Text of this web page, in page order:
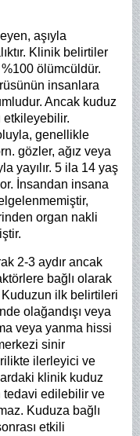
aşıyla
Klinik belirtiler
%100 ölümcüldür.
insanlara
Ancak kuduz
etkileyebilir.
genellikle
gözler, ağız veya
yayılır. 5 ila 14 yaş
İnsandan insana
organ nakli
2-3 aydır ancak
bağlı olarak
ilk belirtileri
olağandışı veya
veya yanma hissi
sinir
ilerleyici ve
klinik kuduz
tedavi edilebilir ve
Kuduza bağlı
etkili